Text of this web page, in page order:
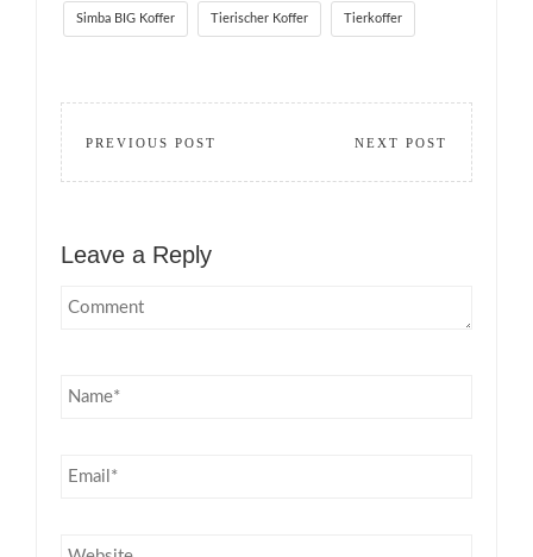
Simba BIG Koffer Tierischer Koffer Tierkoffer
PREVIOUS POST NEXT POST
Leave a Reply